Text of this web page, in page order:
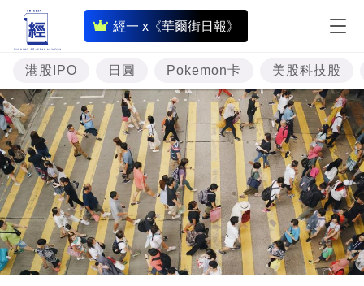
經一 x《華爾街日報》
即
時
財
經
專
題
投
資
樓
市
理
港股IPO 日圓 Pokemon卡 美股科技股